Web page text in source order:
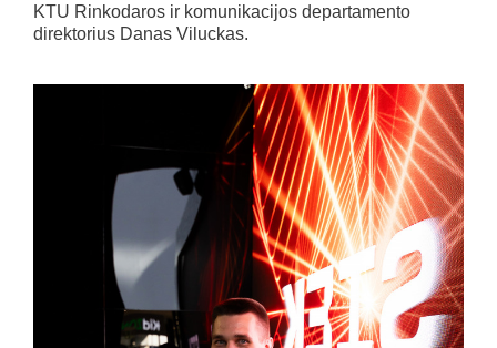
KTU Rinkodaros ir komunikacijos departamento
direktorius Danas Viluckas.